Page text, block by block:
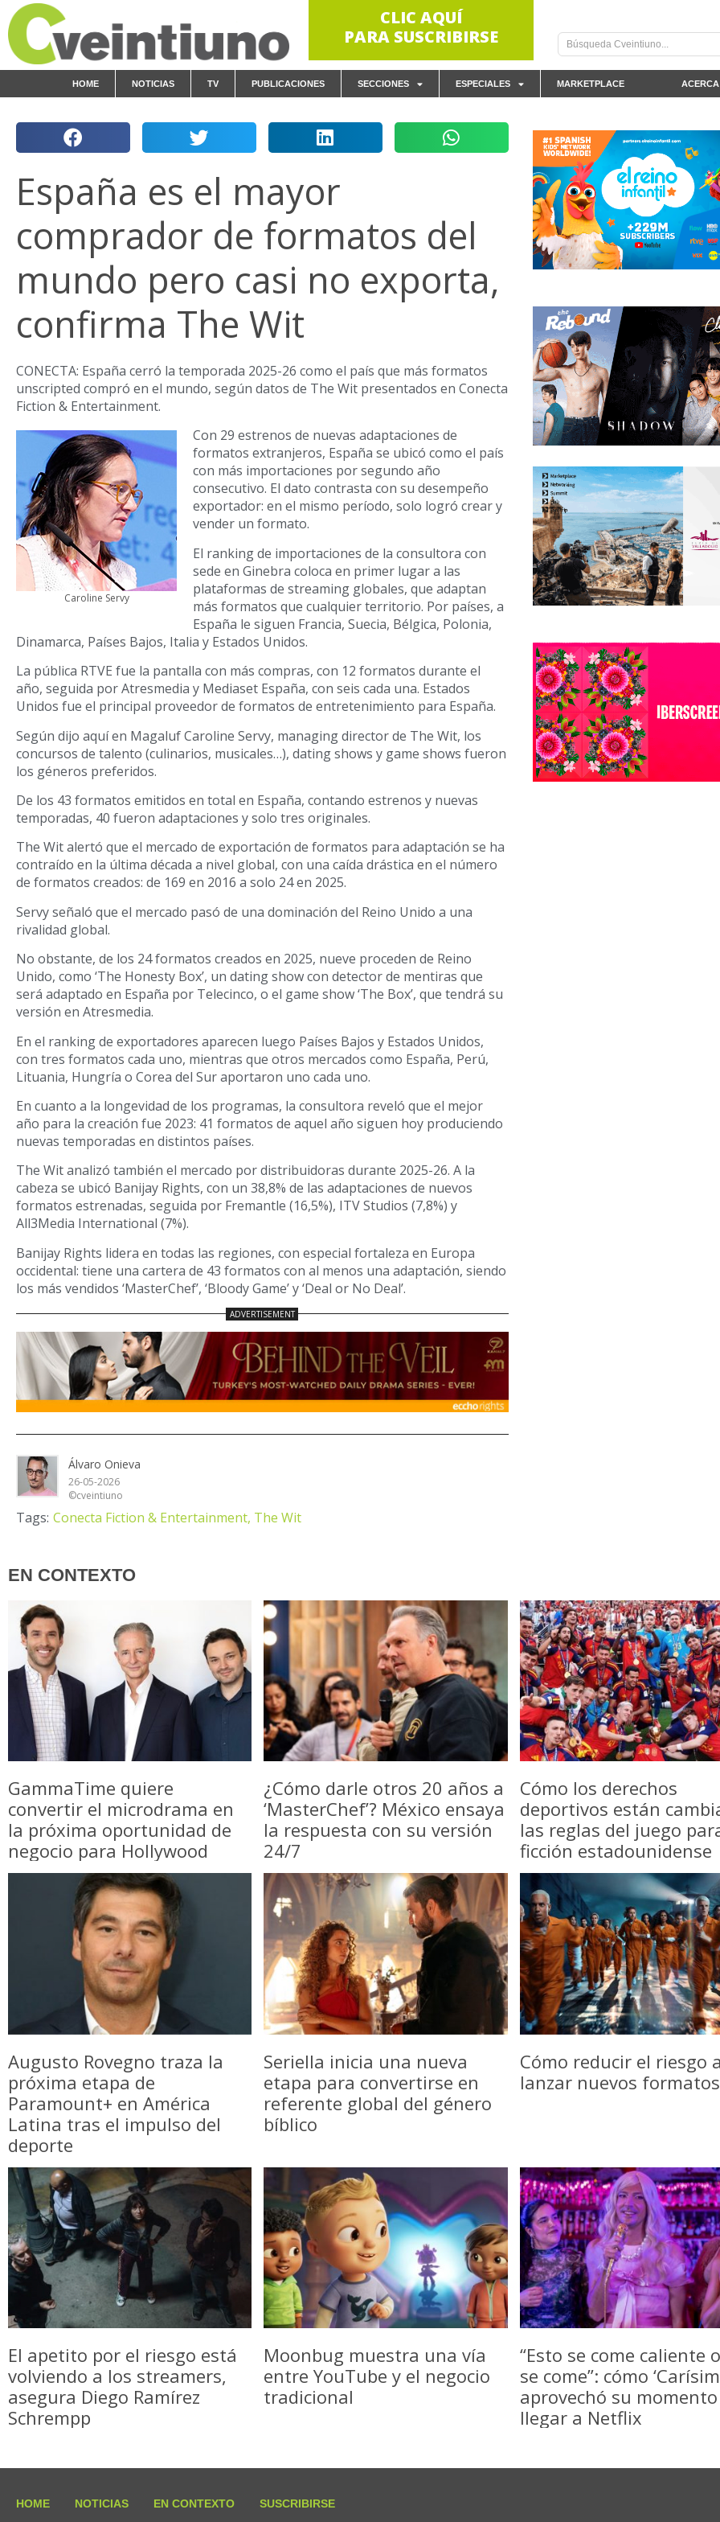
CLIC AQUÍ
PARA SUSCRIBIRSE
HOME NOTICIAS TV PUBLICACIONES SECCIONES ESPECIALES MARKETPLACE
España es el mayor
comprador de formatos del
mundo pero casi no exporta,
confirma The Wit
CONECTA: España cerró la temporada 2025-26 como el país que más formatos
unscripted compró en el mundo, según datos de The Wit presentados en Conecta
Fiction & Entertainment.
Caroline Servy
Con 29 estrenos de nuevas adaptaciones de
formatos extranjeros, España se ubicó como el país
con más importaciones por segundo año
consecutivo. El dato contrasta con su desempeño
exportador: en el mismo período, solo logró crear y
vender un formato.
El ranking de importaciones de la consultora con
sede en Ginebra coloca en primer lugar a las
plataformas de streaming globales, que adaptan
más formatos que cualquier territorio. Por países, a
España le siguen Francia, Suecia, Bélgica, Polonia,
Dinamarca, Países Bajos, Italia y Estados Unidos.
La pública RTVE fue la pantalla con más compras, con 12 formatos durante el
año, seguida por Atresmedia y Mediaset España, con seis cada una. Estados
Unidos fue el principal proveedor de formatos de entretenimiento para España.
Según dijo aquí en Magaluf Caroline Servy, managing director de The Wit, los
concursos de talento (culinarios, musicales…), dating shows y game shows fueron
los géneros preferidos.
De los 43 formatos emitidos en total en España, contando estrenos y nuevas
temporadas, 40 fueron adaptaciones y solo tres originales.
The Wit alertó que el mercado de exportación de formatos para adaptación se ha
contraído en la última década a nivel global, con una caída drástica en el número
de formatos creados: de 169 en 2016 a solo 24 en 2025.
Servy señaló que el mercado pasó de una dominación del Reino Unido a una
rivalidad global.
No obstante, de los 24 formatos creados en 2025, nueve proceden de Reino
Unido, como ‘The Honesty Box’, un dating show con detector de mentiras que
será adaptado en España por Telecinco, o el game show ‘The Box’, que tendrá su
versión en Atresmedia.
En el ranking de exportadores aparecen luego Países Bajos y Estados Unidos,
con tres formatos cada uno, mientras que otros mercados como España, Perú,
Lituania, Hungría o Corea del Sur aportaron uno cada uno.
En cuanto a la longevidad de los programas, la consultora reveló que el mejor
año para la creación fue 2023: 41 formatos de aquel año siguen hoy produciendo
nuevas temporadas en distintos países.
The Wit analizó también el mercado por distribuidoras durante 2025-26. A la
cabeza se ubicó Banijay Rights, con un 38,8% de las adaptaciones de nuevos
formatos estrenadas, seguida por Fremantle (16,5%), ITV Studios (7,8%) y
All3Media International (7%).
Banijay Rights lidera en todas las regiones, con especial fortaleza en Europa
occidental: tiene una cartera de 43 formatos con al menos una adaptación, siendo
los más vendidos ‘MasterChef’, ‘Bloody Game’ y ‘Deal or No Deal’.
Álvaro Onieva
26-05-2026
©cveintiuno
Tags: Conecta Fiction & Entertainment, The Wit
EN CONTEXTO
GammaTime quiere
convertir el microdrama en
la próxima oportunidad de
negocio para Hollywood
¿Cómo darle otros 20 años a
‘MasterChef’? México ensaya
la respuesta con su versión
24/7
Cómo los derechos
deportivos están
las reglas del juego
ficción estadounidense
Augusto Rovegno traza la
próxima etapa de
Paramount+ en América
Latina tras el impulso del
deporte
Seriella inicia una nueva
etapa para convertirse en
referente global del género
bíblico
Cómo reducir el riesgo
lanzar nuevos formatos
El apetito por el riesgo está
volviendo a los streamers,
asegura Diego Ramírez
Schrempp
Moonbug muestra una vía
entre YouTube y el negocio
tradicional
“Esto se come caliente
se come”: cómo
aprovechó su
llegar a Netflix
HOME NOTICIAS EN CONTEXTO SUSCRIBIRSE